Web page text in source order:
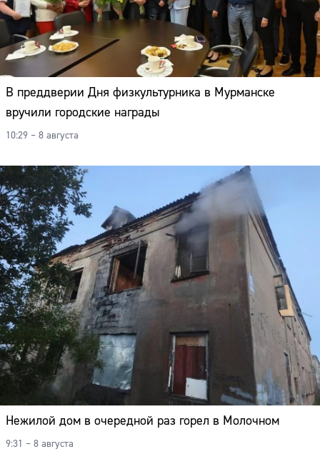
В преддверии Дня физкультурника в Мурманске
вручили городские награды
10:29 – 8 августа
Нежилой дом в очередной раз горел в Молочном
9:31 – 8 августа